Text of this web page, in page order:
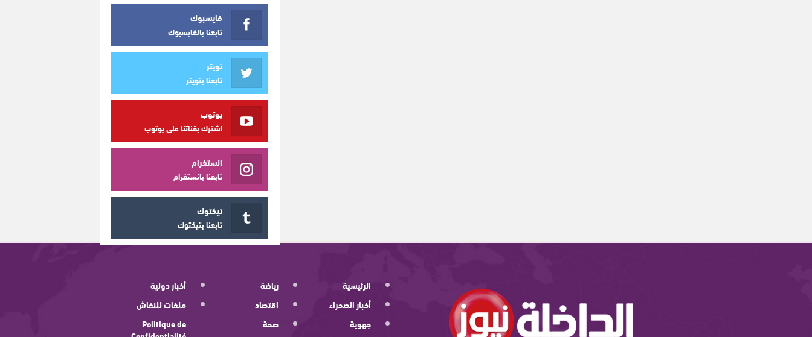
فايسبوك
تابعنا بالفايسبوك
تويتر
تابعنا بتويتر
يوتوب
اشترك بقناتنا على يوتوب
انستغرام
تابعنا بانستغرام
تيكتوك
تابعنا بتيكتوك
الرئيسية
أخبار الصحراء
جهوية
رياضة
اقتصاد
صحة
أخبار دولية
ملفات للنقاش
Politique de